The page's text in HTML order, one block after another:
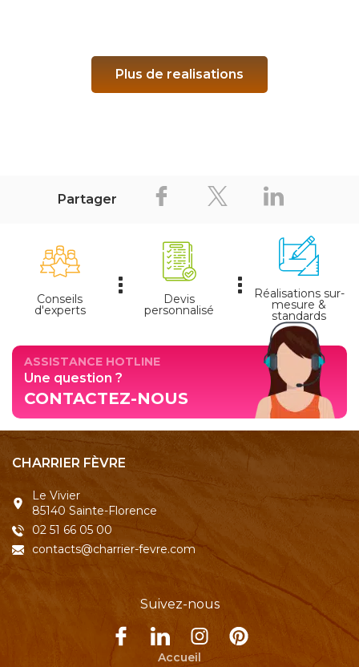
Plus de realisations
Partager
Conseils
d'experts
Devis
personnalisé
Réalisations sur-
mesure &
standards
ASSISTANCE HOTLINE
Une question ?
CONTACTEZ-NOUS
CHARRIER FÈVRE
Le Vivier
85140 Sainte-Florence
02 51 66 05 00
contacts@charrier-fevre.com
Suivez-nous
Accueil